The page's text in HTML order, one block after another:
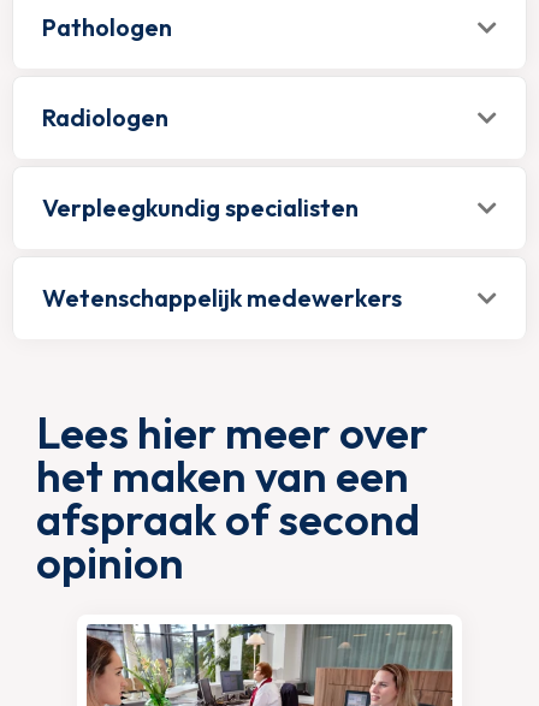
Pathologen
Radiologen
Verpleegkundig specialisten
Wetenschappelijk medewerkers
Lees hier meer over
het maken van een
afspraak of second
opinion